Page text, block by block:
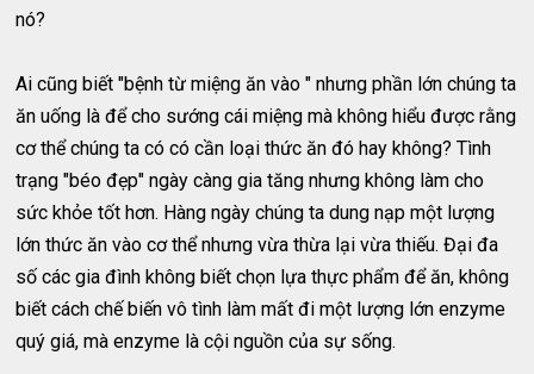
nó?
Ai cũng biết "bệnh từ miệng ăn vào " nhưng phần lớn chúng ta
ăn uống là để cho sướng cái miệng mà không hiểu được rằng
cơ thể chúng ta có có cần loại thức ăn đó hay không? Tình
trạng "béo đẹp" ngày càng gia tăng nhưng không làm cho
sức khỏe tốt hơn. Hàng ngày chúng ta dung nạp một lượng
lớn thức ăn vào cơ thể nhưng vừa thừa lại vừa thiếu. Đại đa
số các gia đình không biết chọn lựa thực phẩm để ăn, không
biết cách chế biến vô tình làm mất đi một lượng lớn enzyme
quý giá, mà enzyme là cội nguồn của sự sống.